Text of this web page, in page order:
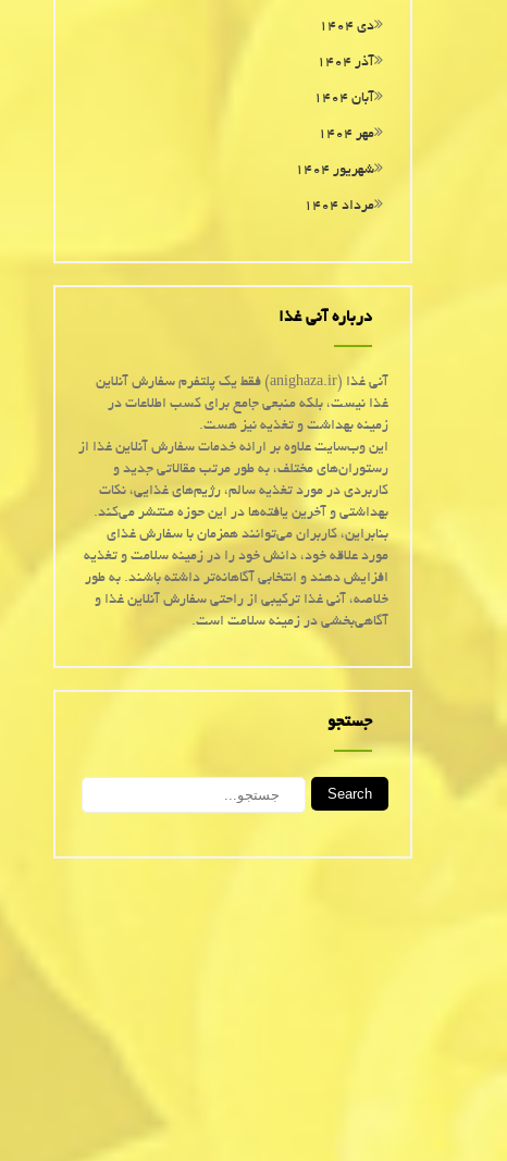
دی ۱۴۰۴
آذر ۱۴۰۴
آبان ۱۴۰۴
مهر ۱۴۰۴
شهریور ۱۴۰۴
مرداد ۱۴۰۴
درباره آنی غذا
آنی غذا (anighaza.ir) فقط یک پلتفرم سفارش آنلاین
غذا نیست، بلکه منبعی جامع برای کسب اطلاعات در
زمینه بهداشت و تغذیه نیز هست.
این وب‌سایت علاوه بر ارائه خدمات سفارش آنلاین غذا از
رستوران‌های مختلف، به طور مرتب مقالاتی جدید و
کاربردی در مورد تغذیه سالم، رژیم‌های غذایی، نکات
بهداشتی و آخرین یافته‌ها در این حوزه منتشر می‌کند.
بنابراین، کاربران می‌توانند همزمان با سفارش غذای
مورد علاقه خود، دانش خود را در زمینه سلامت و تغذیه
افزایش دهند و انتخابی آگاهانه‌تر داشته باشند. به طور
خلاصه، آنی غذا ترکیبی از راحتی سفارش آنلاین غذا و
آگاهی‌بخشی در زمینه سلامت است.
جستجو
Search